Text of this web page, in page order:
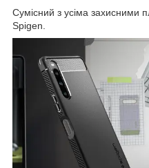
Сумісний з усіма захисними
Spigen.